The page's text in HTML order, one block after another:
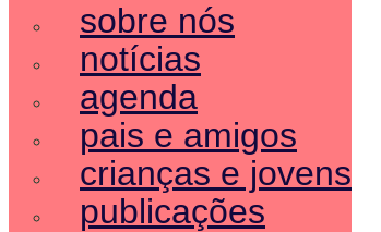
sobre nós
notícias
agenda
pais e amigos
crianças e jovens
publicações